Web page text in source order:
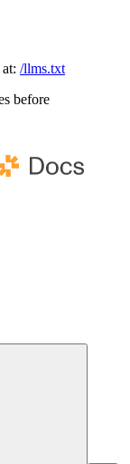
/llms.txt
before